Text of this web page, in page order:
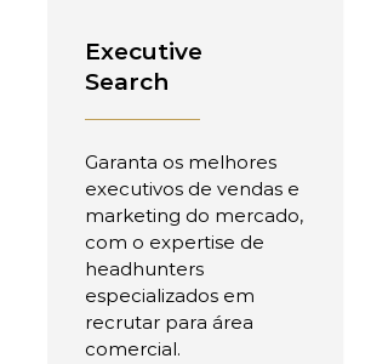
Executive
Search
Garanta os melhores
executivos de vendas e
marketing do mercado,
com o expertise de
headhunters
especializados em
recrutar para área
comercial.